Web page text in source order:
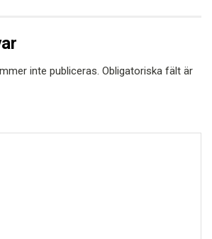
inte publiceras. Obligatoriska fält är